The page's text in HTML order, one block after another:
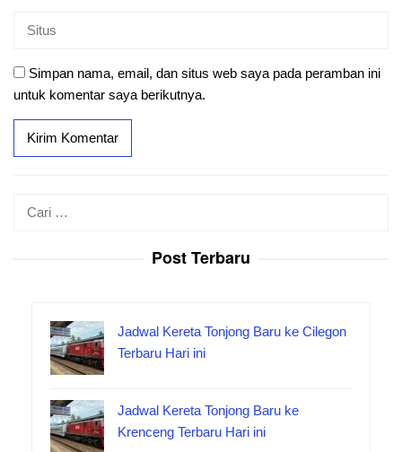
Simpan nama, email, dan situs web saya pada peramban ini
untuk komentar saya berikutnya.
Post Terbaru
Jadwal Kereta Tonjong Baru ke Cilegon
Terbaru Hari ini
Jadwal Kereta Tonjong Baru ke
Krenceng Terbaru Hari ini